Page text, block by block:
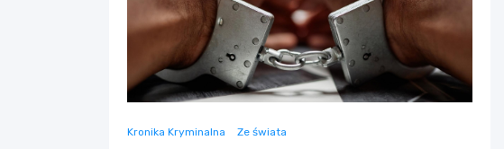
Kronika Kryminalna Ze świata